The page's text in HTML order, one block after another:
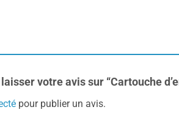
votre avis sur “Cartouche
pour publier un avis.